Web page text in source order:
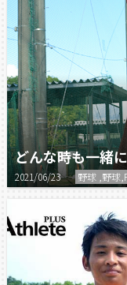
2021/06/23 野球 ,野球